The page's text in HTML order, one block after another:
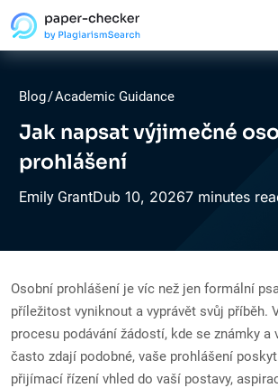
Blog/Academic Guidance
Jak napsat výjimečné
prohlášení
Emily GrantDub 10, 20267 minutes
Osobní prohlášení je víc než jen formální
příležitost vyniknout a vyprávět svůj příběh.
procesu podávání žádostí, kde se známky a
často zdají podobné, vaše prohlášení
přijímací řízení vhled do vaší postavy,